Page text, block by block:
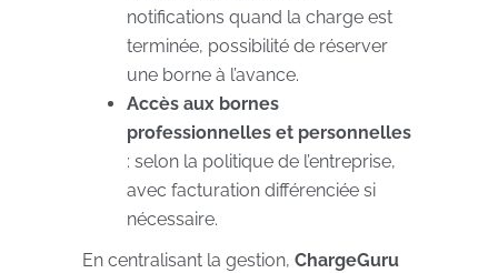
notifications quand la charge est
terminée, possibilité de réserver
une borne à l’avance.
Accès aux bornes
professionnelles et personnelles
: selon la politique de l’entreprise,
avec facturation différenciée si
nécessaire.
En centralisant la gestion, ChargeGuru